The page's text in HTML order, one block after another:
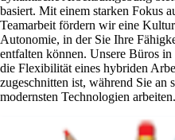
basiert. Mit einem starken Fokus
Teamarbeit fördern wir eine
Autonomie, in der Sie Ihre
entfalten können. Unsere Büros
die Flexibilität eines hybriden
zugeschnitten ist, während Sie an
modernsten Technologien arbeiten.